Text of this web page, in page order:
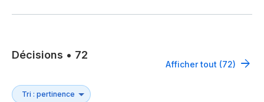
Décisions • 72
Afficher tout (72)